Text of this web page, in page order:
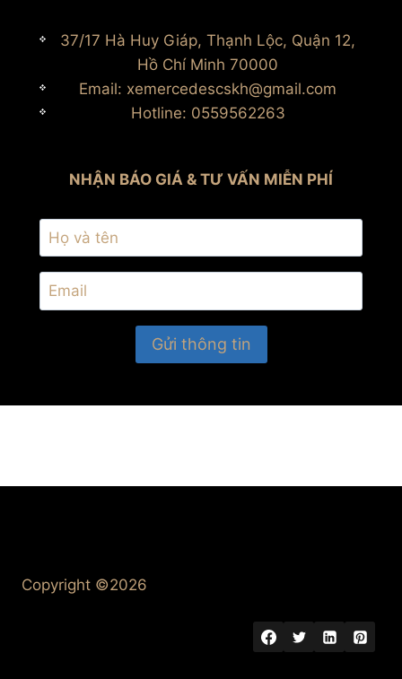
37/17 Hà Huy Giáp, Thạnh Lộc, Quận 12,
Hồ Chí Minh 70000
Email: xemercedescskh@gmail.com
Hotline: 0559562263
NHẬN BÁO GIÁ & TƯ VẤN MIỄN PHÍ
Copyright ©2026